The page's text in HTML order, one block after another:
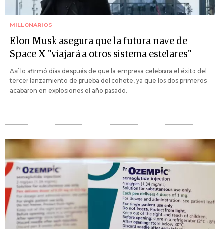
MILLONARIOS
Elon Musk asegura que la futura nave de
Space X "viajará a otros sistema estelares"
Así lo afirmó días después de que la empresa celebrara el éxito del
tercer lanzamiento de prueba del cohete, ya que los dos primeros
acabaron en explosiones el año pasado.